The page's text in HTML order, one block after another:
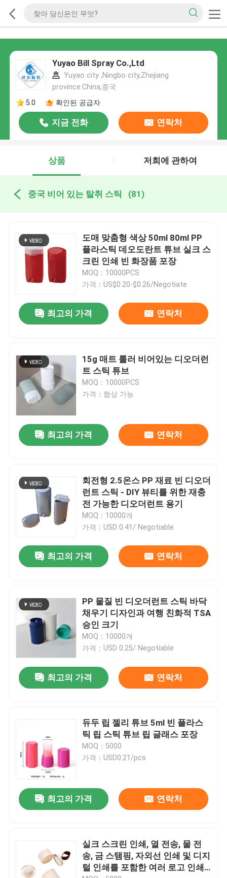
Yuyao Bill Spray Co.,Ltd
Yuyao city ,Ningbo city,Zhejiang
province.China,중국
5.0
확인된 공급자
지금 전화 연락처
상품 저희에 관하여
중국 비어 있는 탈취 스틱 (81)
도매 맞춤형 색상 50ml 80ml PP
플라스틱 데오도란트 튜브 실크 스
크린 인쇄 빈 화장품 포장
MOQ：10000PCS
가격：US$0.20-$0.26/Negotiate
최고의 가격 연락처
15g 매트 롤러 비어있는 디오더런
트 스틱 튜브
MOQ：10000PCS
가격：협상 가능
최고의 가격 연락처
회전형 2.5온스 PP 재료 빈 디오더
런트 스틱 - DIY 뷰티를 위한 재충
전 가능한 디오더런트 용기
MOQ：10000개
가격：USD 0.41/ Negotiable
최고의 가격 연락처
PP 물질 빈 디오더런트 스틱 바닥
채우기 디자인과 여행 친화적 TSA
승인 크기
MOQ：10000개
가격：USD 0.25/ Negotiable
최고의 가격 연락처
듀두 립 젤리 튜브 5ml 빈 플라스
틱 립 스틱 튜브 립 글래스 포장
MOQ：5000
가격：USD0.21/pcs
최고의 가격 연락처
실크 스크린 인쇄, 열 전송, 물 전
송, 금 스탬핑, 자외선 인쇄 및 디지
털 인쇄를 포함한 여러 로고 인쇄